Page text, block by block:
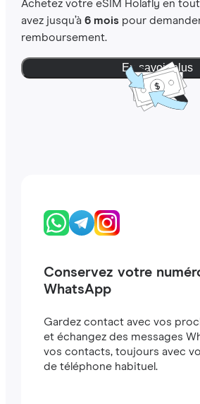
Achetez votre eSIM Holafly en
avez jusqu’à 6 moispour
remboursement.
En savoir plus
Conservez votre
WhatsApp
Gardez contact avec vos
et échangez des messages
vos contacts, toujours avec
de téléphone habituel.